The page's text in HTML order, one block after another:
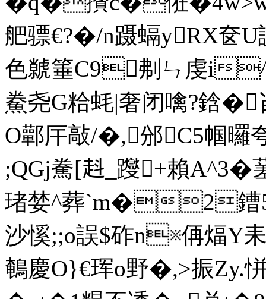
舥骠€?�/n蹑螎yRX
色虩箠C9刜ㄣ虔i
鮝尧G粭蚝|奢闭噙?鋡
O鄿厈敲/�,邠C5帼
;QGj駦[﨣_躞+賴
琽婪^葬`m�2鏪
沙慀;;o誤$砟n※侢煏Y耒
鵪慶O}€珲o野�,>振Zy.